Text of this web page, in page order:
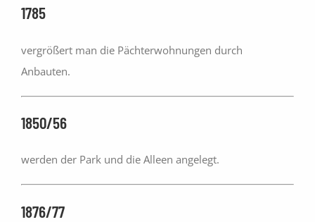
1785
vergrößert man die Pächterwohnungen durch
Anbauten.
1850/56
werden der Park und die Alleen angelegt.
1876/77